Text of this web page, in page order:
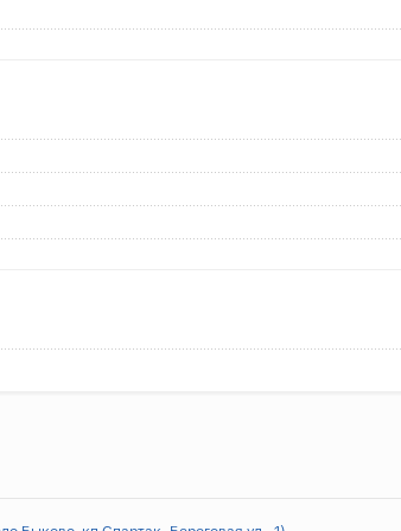
разнотона
исключить возможность брака
чтобы при приемке сразу заменить в
защищены от внешних воздействий, плитки